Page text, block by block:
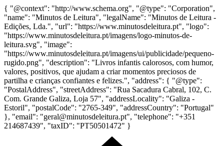
{ "@context": "http://www.schema.org", "@type": "Corporation",
"name": "Minutos de Leitura", "legalName": "Minutos de Leitura -
Edições, Lda.", "url": "https://www.minutosdeleitura.pt", "logo":
"https://www.minutosdeleitura.pt/imagens/logo-minutos-de-
leitura.svg", "image":
"https://www.minutosdeleitura.pt/imagens/ui/publicidade/pequeno-
rugido.png", "description": "Livros infantis calorosos, com humor,
valores, positivos, que ajudam a criar momentos preciosos de
partilha e crianças confiantes e felizes.", "address": { "@type":
"PostalAddress", "streetAddress": "Rua Sacadura Cabral, 102, C.
Com. Grande Galiza, Loja 57", "addressLocality": "Galiza -
Estoril", "postalCode": "2765-349", "addressCountry": "Portugal"
}, "email": "geral@minutosdeleitura.pt", "telephone": "+351
214687439", "taxID": "PT50501472" }